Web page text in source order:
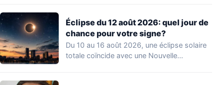
Éclipse du 12 août 2026: quel jour de
chance pour votre signe?
Du 10 au 16 août 2026, une éclipse solaire
totale coïncide avec une Nouvelle…